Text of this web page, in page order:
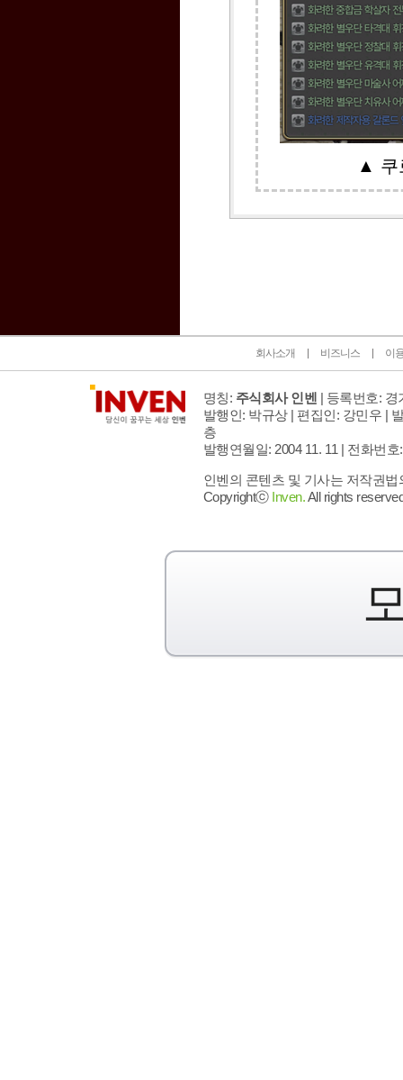
▲ 쿠
회사소개 비즈니스 이
명칭: 주식회사 인벤 | 등록번호: 경
발행인: 박규상 | 편집인: 강민우 |
층
발행연월일: 2004 11. 11 | 전화번호
인벤의 콘텐츠 및 기사는 저작권
Copyrightⓒ Inven.All rights